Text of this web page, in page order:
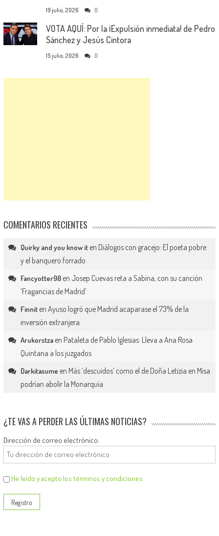
19 julio, 2026 0
VOTA AQUÍ: Por la ¡Expulsión inmediata! de Pedro
Sánchez y Jesús Cintora
15 julio, 2026 0
COMENTARIOS RECIENTES
Quirky and you know iten Diálogos con gracejo: El poeta pobre
y el banquero forrado
Fancyotter98en Josep Cuevas reta a Sabina, con su canción
‘Fragancias de Madrid’
Finniten Ayuso logró que Madrid acaparase el 73% de la
inversión extranjera
Arukorstzaen Pataleta de Pablo Iglesias: Lleva a Ana Rosa
Quintana a los juzgados
Darkitasume en Más ‘descuidos’ como el de Doña Letizia en Misa
podrían abolir la Monarquía
¿TE VAS A PERDER LAS ÚLTIMAS NOTICIAS?
Dirección de correo electrónico:
He leído y acepto los términos y condiciones